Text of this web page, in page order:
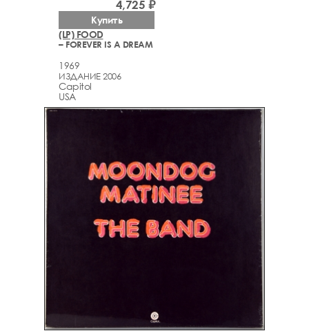
(LP) FOOD
– FOREVER IS A DREAM
1969
ИЗДАНИЕ 2006
Capitol
USA
4,725 ₽
Купить